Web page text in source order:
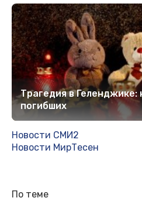
Трагедия в Геленджике:
погибших
Новости СМИ2
Новости МирТесен
По теме